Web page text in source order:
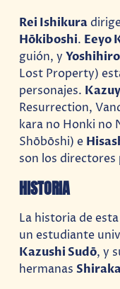
Rei Ishikura
Hōkiboshi. Eeyo
guión, y
Lost Property)
personajes.
Resurrection,
kara no Honki no
Shōbōshi) e
son los directores
HISTORIA
La historia de
un estudiante
Kazushi Sudō, y
hermanas